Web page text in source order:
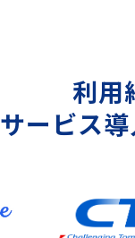
利用
サービス